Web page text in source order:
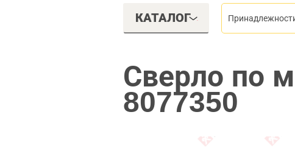
КАТАЛОГ
Сверло по
8077350